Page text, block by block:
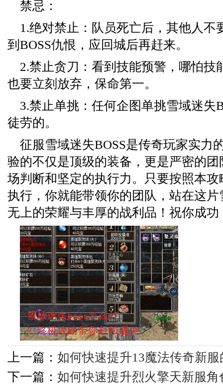
禁忌：
1.绝对禁止：队员死亡后，其他人不
到BOSS仇恨，应回城后再赶来。
2.禁止贪刀：看到技能预警，哪怕技
也要立刻放弃，保命第一。
3.禁止单挑：任何企图单挑雪域迷失
徒劳的。
征服雪域迷失BOSS是传奇玩家实力
验的不仅是顶级的装备，更是严密的
场判断和坚定的执行力。只要按照本
执行，你就能带领你的团队，站在这
无上的荣耀与丰厚的战利品！祝你成功
上一篇： 如何快速提升13魔法传奇新
下一篇： 如何快速提升烈火擎天新服角